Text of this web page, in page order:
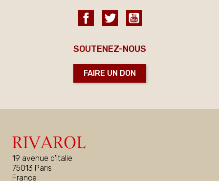
FacebookTwitter
SOUTENEZ-NOUS
FAIRE UN DON
19 avenue d'Italie
75013 Paris
France